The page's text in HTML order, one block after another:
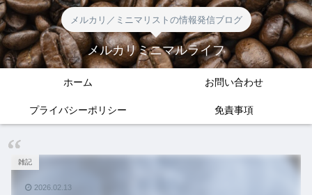
メルカリ／ミニマリストの情報発信ブログ
メルカリミニマルライフ
ホーム お問い合わせ
プライバシーポリシー 免責事項
雑記
2026.02.13